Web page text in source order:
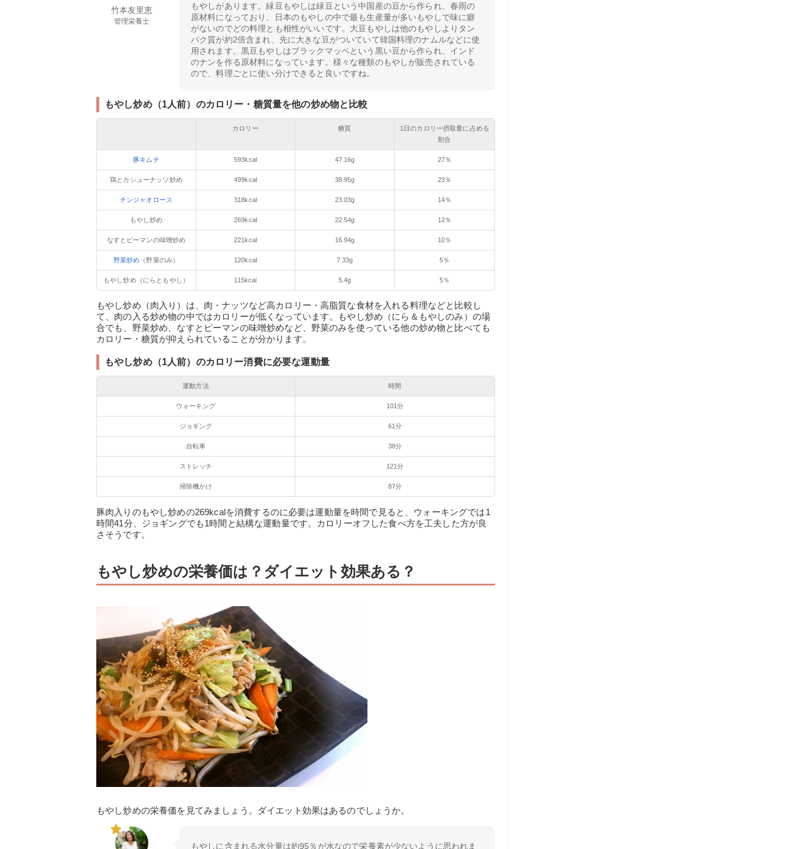
竹本友里恵
管理栄養士
もやしがあります。緑豆もやしは緑豆という中国産の豆から作られ、春雨の
原材料になっており、日本のもやしの中で最も生産量が多いもやしで味に癖
がないのでどの料理とも相性がいいです。大豆もやしは他のもやしよりタン
パク質が約2倍含まれ、先に大きな豆がついていて韓国料理のナムルなどに使
用されます。黒豆もやしはブラックマッペという黒い豆から作られ、インド
のナンを作る原材料になっています。様々な種類のもやしが販売されている
ので、料理ごとに使い分けできると良いですね。
もやし炒め（1人前）のカロリー・糖質量を他の炒め物と比較
カロリー 糖質
1日のカロリー摂取量に占める
割合
豚キムチ 593kcal 47.16g 27％
鶏とカシューナッツ炒め 499kcal 38.95g 23％
チンジャオロース 318kcal 23.03g 14％
もやし炒め 269kcal 22.54g 12％
なすとピーマンの味噌炒め 221kcal 16.94g 10％
野菜炒め （野菜のみ） 120kcal 7.33g 5％
もやし炒め（にらともやし） 115kcal 5.4g 5％
もやし炒め（肉入り）は、肉・ナッツなど高カロリー・高脂質な食材を入れる料理などと比較し
て、肉の入る炒め物の中ではカロリーが低くなっています。もやし炒め（にら＆もやしのみ）の場
合でも、野菜炒め、なすとピーマンの味噌炒めなど、野菜のみを使っている他の炒め物と比べても
カロリー・糖質が抑えられていることが分かります。
もやし炒め（1人前）のカロリー消費に必要な運動量
運動方法 時間
ウォーキング 101分
ジョギング 61分
自転車 38分
ストレッチ 121分
掃除機かけ 87分
豚肉入りのもやし炒めの269kcalを消費するのに必要は運動量を時間で見ると、ウォーキングでは1
時間41分、ジョギングでも1時間と結構な運動量です。カロリーオフした食べ方を工夫した方が良
さそうです。
もやし炒めの栄養価は？ダイエット効果ある？
もやし炒めの栄養価を見てみましょう。ダイエット効果はあるのでしょうか。
もやしに含まれる水分量は約95％が水なので栄養素が少ないように思われま